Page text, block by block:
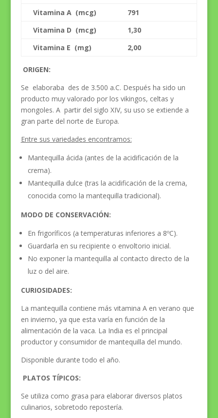
Vitamina A (mcg)
791
Vitamina D (mcg)
1,30
Vitamina E (mg)
2,00
ORIGEN:
Se elaboraba des de 3.500 a.C. Después ha sido un
producto muy valorado por los vikingos, celtas y
mongoles. A partir del siglo XIV, su uso se extiende a
gran parte del norte de Europa.
Entre sus variedades encontramos:
Mantequilla ácida (antes de la acidificación de la
crema).
Mantequilla dulce (tras la acidificación de la crema,
conocida como la mantequilla tradicional).
MODO DE CONSERVACIÓN:
En frigoríficos (a temperaturas inferiores a 8ºC).
Guardarla en su recipiente o envoltorio inicial.
No exponer la mantequilla al contacto directo de la
luz o del aire.
CURIOSIDADES:
La mantequilla contiene más vitamina A en verano que
en invierno, ya que esta varía en función de la
alimentación de la vaca. La India es el principal
productor y consumidor de mantequilla del mundo.
Disponible durante todo el año.
PLATOS TÍPICOS:
Se utiliza como grasa para elaborar diversos platos
culinarios, sobretodo repostería.